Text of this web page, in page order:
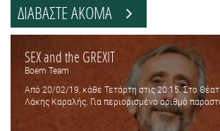
ΔΙΑΒΑΣΤΕ ΑΚΟΜΑ
SEX and the GREXIT
Boem Team
Από 20/02/19, κάθε Τετάρτη στις 20:15. Στο
Λάκης Καραλής. Για περιορισμένο αριθμό